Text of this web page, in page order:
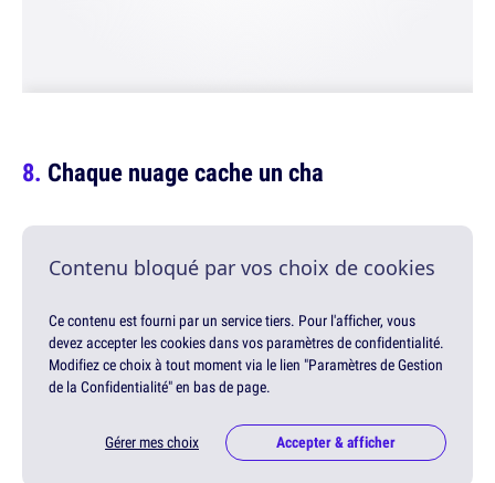
Chaque nuage cache un cha
Contenu bloqué par vos choix de cookies
Ce contenu est fourni par un service tiers. Pour l'afficher, vous
devez accepter les cookies dans vos paramètres de confidentialité.
Modifiez ce choix à tout moment via le lien "Paramètres de Gestion
de la Confidentialité" en bas de page.
Gérer mes choix Accepter & afficher